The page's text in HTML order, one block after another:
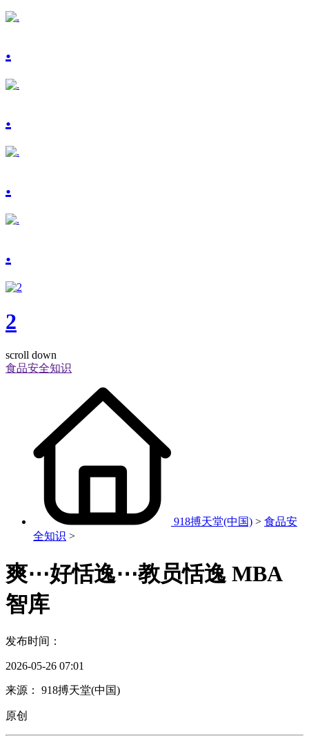
.
.
.
.
2
scroll down
食品安全知识
918搏天堂(中国) > 食品安
全知识 >
爽⋯好恬逸⋯教员恬逸 MBA
智库
发布时间：
2026-05-26 07:01
来源： 918搏天堂(中国)
原创